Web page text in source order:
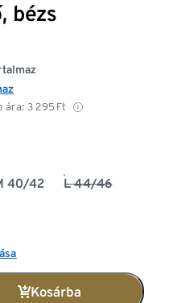
bézs
ára: 3 295 Ft
40/42 L 44/46
Kosárba